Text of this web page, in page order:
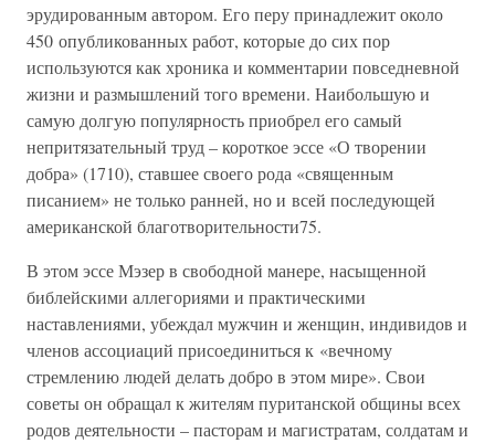
эрудированным автором. Его перу принадлежит около
450 опубликованных работ, которые до сих пор
используются как хроника и комментарии повседневной
жизни и размышлений того времени. Наибольшую и
самую долгую популярность приобрел его самый
непритязательный труд – короткое эссе «О творении
добра» (1710), ставшее своего рода «священным
писанием» не только ранней, но и всей последующей
американской благотворительности75.
В этом эссе Мэзер в свободной манере, насыщенной
библейскими аллегориями и практическими
наставлениями, убеждал мужчин и женщин, индивидов и
членов ассоциаций присоединиться к «вечному
стремлению людей делать добро в этом мире». Свои
советы он обращал к жителям пуританской общины всех
родов деятельности – пасторам и магистратам, солдатам и